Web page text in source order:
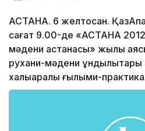
АСТАНА. 6 желтоқсан.
сағат 9.00-де «АСТАНА 2012
мәдени астанасы» жылы
рухани-мәдени құндылықтары -
халықаралық ғылыми-